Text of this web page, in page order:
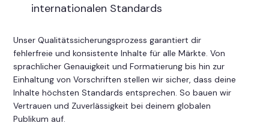
internationalen Standards
Unser Qualitätssicherungsprozess garantiert dir
fehlerfreie und konsistente Inhalte für alle Märkte. Von
sprachlicher Genauigkeit und Formatierung bis hin zur
Einhaltung von Vorschriften stellen wir sicher, dass deine
Inhalte höchsten Standards entsprechen. So bauen wir
Vertrauen und Zuverlässigkeit bei deinem globalen
Publikum auf.